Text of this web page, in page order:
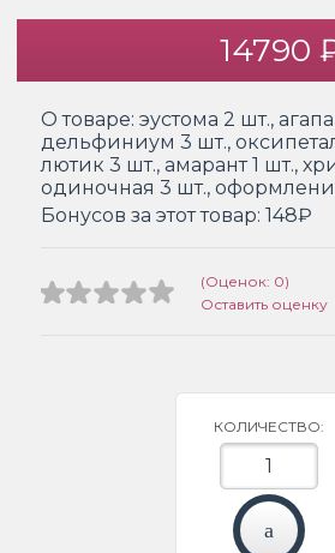
14790
О товаре: эустома 2 шт.,
дельфиниум 3 шт.,
лютик 3 шт., амарант 1 шт.,
одиночная 3 шт.,
Бонусов за этот товар: 148₽
(Оценок: 0)
Оставить оценку
КОЛИЧЕСТВО: